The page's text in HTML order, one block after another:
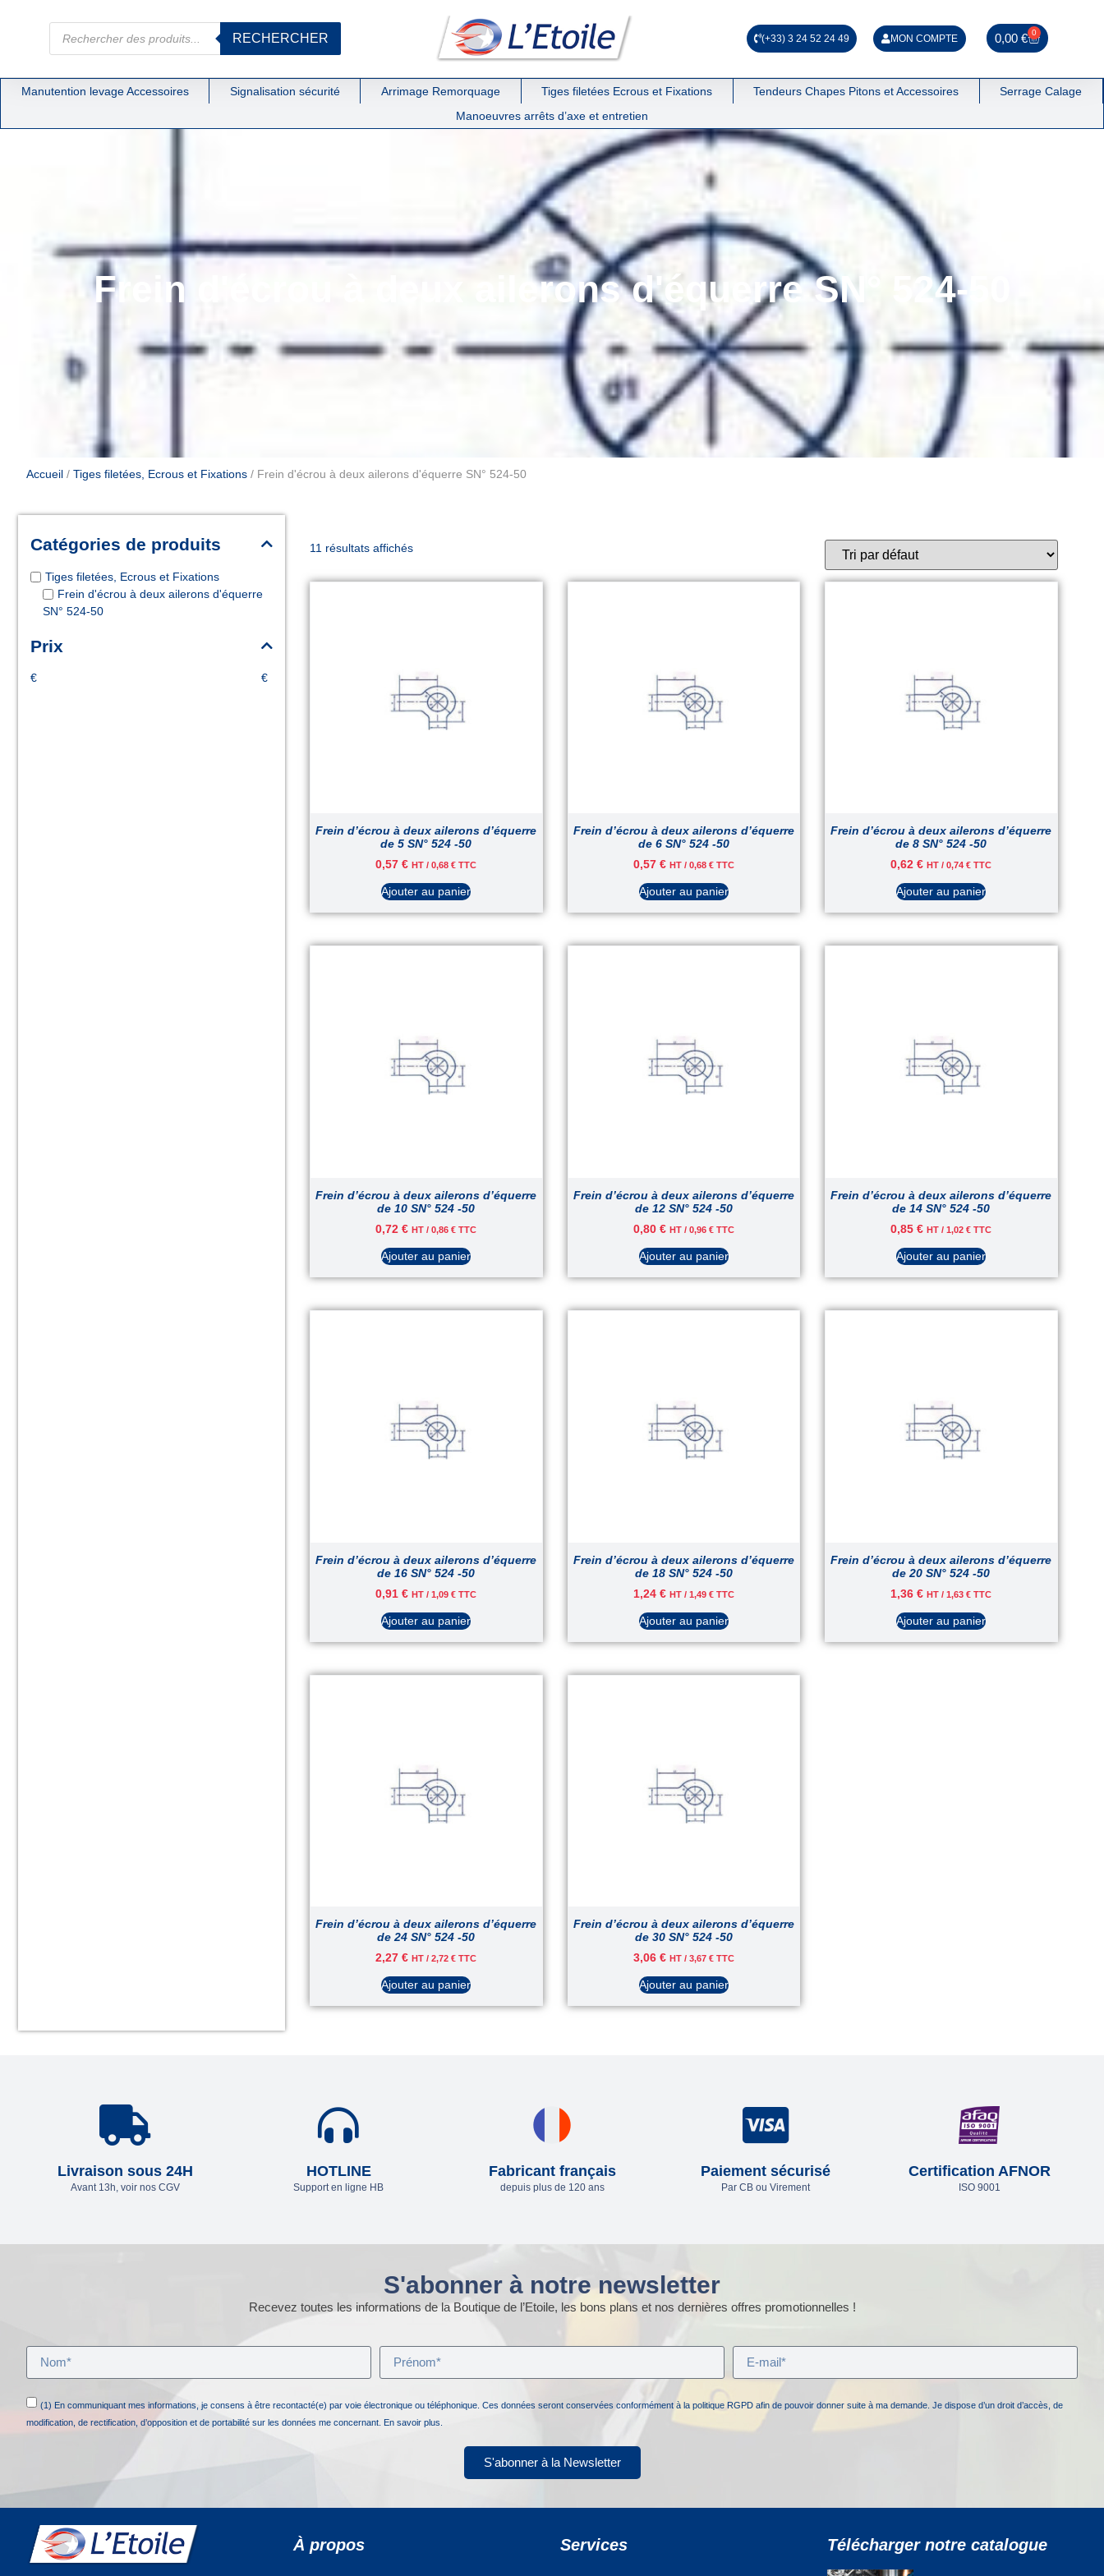
RECHERCHER (+33) 3 24 52 24 49 MON COMPTE 0,00€ 0
Manutention levage Accessoires Signalisation sécurité Arrimage Remorquage Tiges filetées Ecrous et Fixations Tendeurs Chapes Pitons et Accessoires
Serrage Calage
Manoeuvres arrêts d’axe et entretien
Frein d'écrou à deux ailerons d'équerre SN° 524-50
Accueil / Tiges filetées, Ecrous et Fixations / Frein d'écrou à deux ailerons d'équerre SN° 524-50
Catégories de produits
Tiges filetées, Ecrous et Fixations
Frein d'écrou à deux ailerons d'équerre
SN° 524-50
Prix
€ €
11 résultats affichés
Frein d’écrou à deux ailerons d’équerre
de 5 SN° 524 -50
0,57€ HT /0,68€ TTC
Ajouter au panier
Frein d’écrou à deux ailerons d’équerre
de 6 SN° 524 -50
0,57 € HT / 0,68 €TTC
Ajouter au panier
Frein d’écrou à deux ailerons d’équerre
de 8 SN° 524 -50
0,62€ HT /0,74€ TTC
Ajouter au panier
Frein d’écrou à deux ailerons d’équerre
de 10 SN° 524 -50
0,72€ HT /0,86€ TTC
Ajouter au panier
Frein d’écrou à deux ailerons d’équerre
de 12 SN° 524 -50
0,80 € HT / 0,96 €TTC
Ajouter au panier
Frein d’écrou à deux ailerons d’équerre
de 14 SN° 524 -50
0,85€ HT /1,02€ TTC
Ajouter au panier
Frein d’écrou à deux ailerons d’équerre
de 16 SN° 524 -50
0,91€ HT /1,09€ TTC
Ajouter au panier
Frein d’écrou à deux ailerons d’équerre
de 18 SN° 524 -50
1,24 € HT / 1,49 €TTC
Ajouter au panier
Frein d’écrou à deux ailerons d’équerre
de 20 SN° 524 -50
1,36€ HT /1,63€ TTC
Ajouter au panier
Frein d’écrou à deux ailerons d’équerre
de 24 SN° 524 -50
2,27€ HT /2,72€ TTC
Ajouter au panier
Frein d’écrou à deux ailerons d’équerre
de 30 SN° 524 -50
3,06 € HT / 3,67 €TTC
Ajouter au panier
Livraison sous 24H
Avant 13h, voir nos CGV
HOTLINE
Support en ligne HB
Fabricant français
depuis plus de 120 ans
Paiement sécurisé
Par CB ou Virement
Certification AFNOR
ISO 9001
S'abonner à notre newsletter
Recevez toutes les informations de la Boutique de l’Etoile, les bons plans et nos dernières offres promotionnelles !
(1) En communiquant mes informations, je consens à être recontacté(e) par voie électronique ou téléphonique. Ces données seront conservées conformément à la politique RGPD afin de pouvoir donner suite à ma demande. Je dispose d’un droit d’accès, de
modification, de rectification, d’opposition et de portabilité sur les données me concernant. En savoir plus.
S'abonner à la Newsletter
À propos Services Télécharger notre catalogue